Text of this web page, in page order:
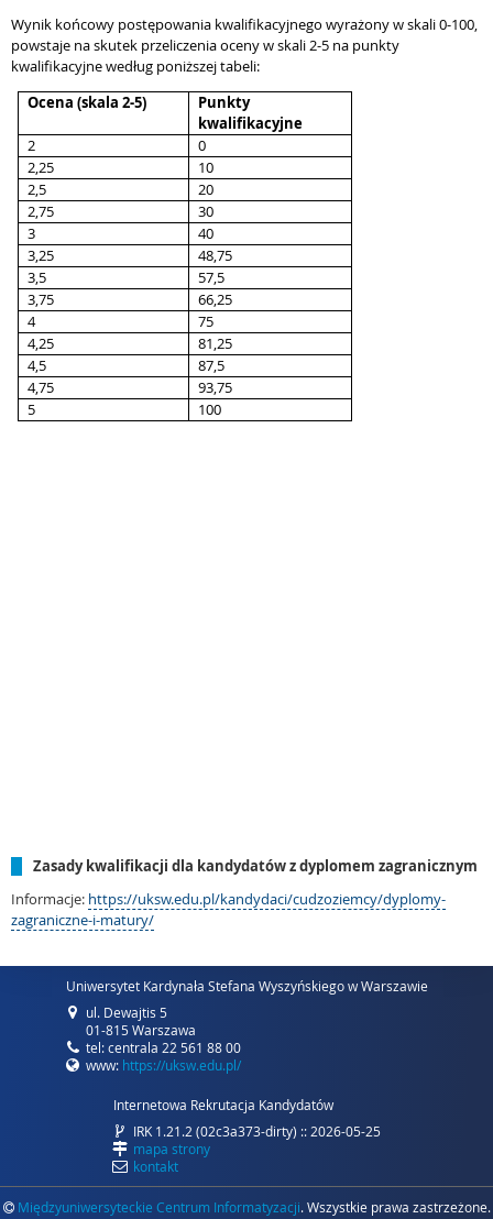
Wynik końcowy postępowania kwalifikacyjnego wyrażony w skali 0-100,
powstaje na skutek przeliczenia oceny w skali 2-5 na punkty
kwalifikacyjne według poniższej tabeli:
Ocena (skala 2-5)
Punkty
kwalifikacyjne
2
0
2,25
10
2,5
20
2,75
30
3
40
3,25
48,75
3,5
57,5
3,75
66,25
4
75
4,25
81,25
4,5
87,5
4,75
93,75
5
100
Zasady kwalifikacji dla kandydatów z dyplomem zagranicznym
Informacje: https://uksw.edu.pl/kandydaci/cudzoziemcy/dyplomy-
zagraniczne-i-matury/
Uniwersytet Kardynała Stefana Wyszyńskiego w Warszawie
ul. Dewajtis 5
01-815 Warszawa
tel: centrala 22 561 88 00
www: https://uksw.edu.pl/
Internetowa Rekrutacja Kandydatów
IRK 1.21.2 (02c3a373-dirty) :: 2026-05-25
mapa strony
kontakt
Międzyuniwersyteckie Centrum Informatyzacji. Wszystkie prawa zastrzeżone.